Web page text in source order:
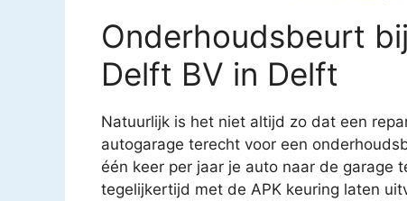
Onderhoudsbeurt
Delft BV in Delft
Natuurlijk is het niet altijd zo dat een
autogarage terecht voor een
één keer per jaar je auto naar de garage
tegelijkertijd met de APK keuring laten